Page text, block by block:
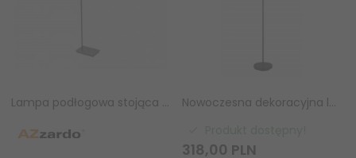
Lampa podłogowa stojąca reflektorek czarny FLER TABLE BK Azzardo Az3202
Nowoczesna dekoracyjna lampa podłogowa LED czarna półokrągły klosz minimalistyczna klasyczna metalowa ściemnialna JEFF R49151132 Rl
318,00 PLN